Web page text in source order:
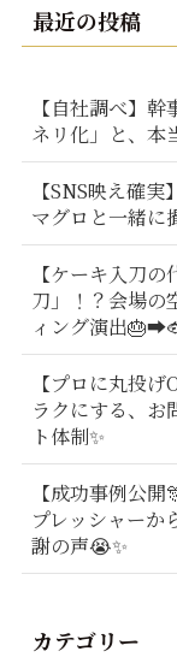
最近の投稿
【自社調べ】
ネリ化」と、本
【SNS映え確
マグロと一緒に
【ケーキ入刀
刀」！？会場の
ィング演出
【プロに丸投
ラクにする、お
ト体制✨
【成功事例公
プレッシャーか
謝の声😭✨
カテゴリー